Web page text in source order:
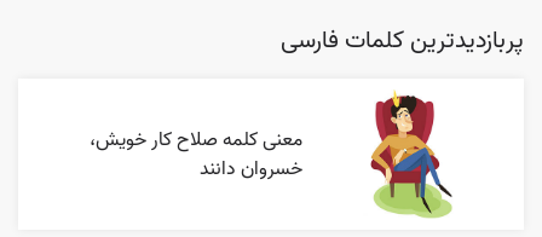
پربازدیدترین کلمات فارسی
معنی کلمه صلاح کار خویش،
خسروان دانند